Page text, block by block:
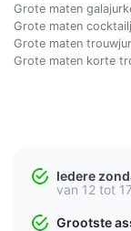
Grote maten
Grote maten
Grote maten
Grote maten korte
Iedere
van 12 tot 17
Grootste